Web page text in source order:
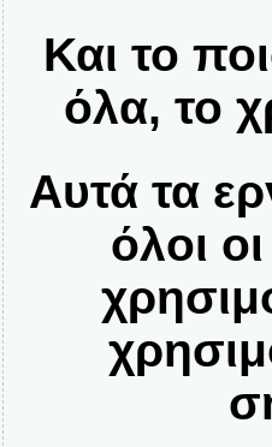
Και το
όλα, το
Αυτά τα
όλοι